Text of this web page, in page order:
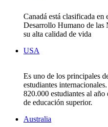
Canadá está clasificada
Desarrollo Humano de las
su alta calidad de vida
USA
Es uno de los principales
estudiantes
820.000 estudiantes al
de educación superior.
Australia